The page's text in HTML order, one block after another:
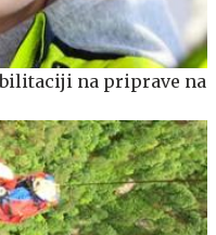
na priprave na